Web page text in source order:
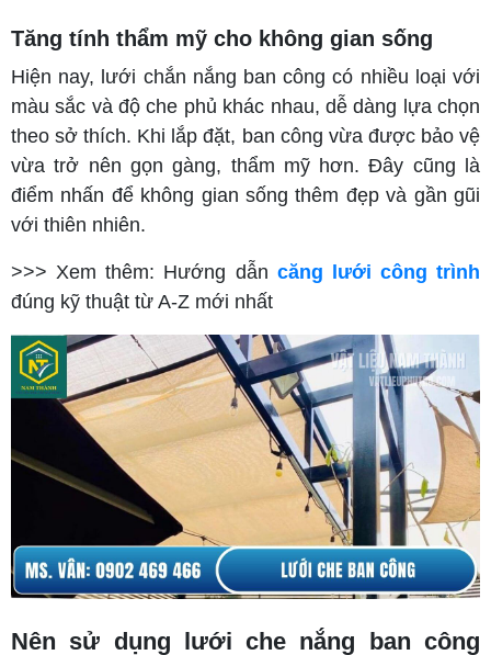
Tăng tính thẩm mỹ cho không gian sống
Hiện nay, lưới chắn nắng ban công có nhiều loại với
màu sắc và độ che phủ khác nhau, dễ dàng lựa chọn
theo sở thích. Khi lắp đặt, ban công vừa được bảo vệ
vừa trở nên gọn gàng, thẩm mỹ hơn. Đây cũng là
điểm nhấn để không gian sống thêm đẹp và gần gũi
với thiên nhiên.
>>> Xem thêm: Hướng dẫn căng lưới công trình
đúng kỹ thuật từ A-Z mới nhất
Nên sử dụng lưới che nắng ban công